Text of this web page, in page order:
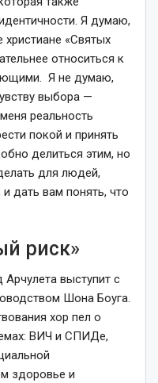
Я думаю,
«Святых
относиться к
Я не думаю,
выбора —
реальность
покой и принять
делиться этим, но
для людей,
дать вам понять, что
риск»
выступит с
Шона Боуга.
хор пел о
ВИЧ и СПИДе,
здоровье и